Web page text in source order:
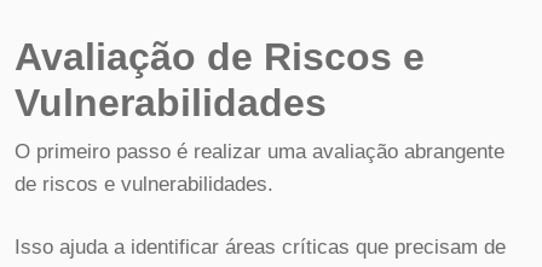
Avaliação de Riscos e
Vulnerabilidades
O primeiro passo é realizar uma avaliação abrangente
de riscos e vulnerabilidades.
Isso ajuda a identificar áreas críticas que precisam de